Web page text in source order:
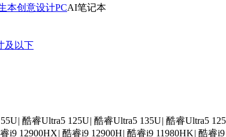
本创意设计PCAI笔记本
及以下
| 酷睿Ultra5 125U| 酷睿Ultra5 135U| 酷睿Ultra5
i9 12900HX| 酷睿i9 12900H| 酷睿i9 11980HK| 酷睿i9